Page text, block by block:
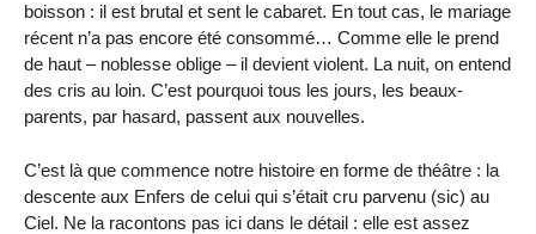
boisson : il est brutal et sent le cabaret. En tout cas, le mariage
récent n’a pas encore été consommé… Comme elle le prend
de haut – noblesse oblige – il devient violent. La nuit, on entend
des cris au loin. C’est pourquoi tous les jours, les beaux-
parents, par hasard, passent aux nouvelles.
C’est là que commence notre histoire en forme de théâtre : la
descente aux Enfers de celui qui s’était cru parvenu (sic) au
Ciel. Ne la racontons pas ici dans le détail : elle est assez